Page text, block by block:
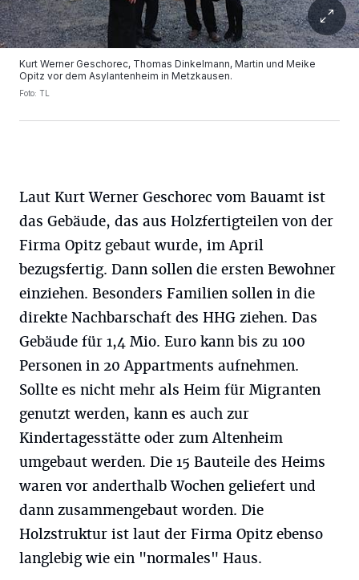
Kurt Werner Geschorec, Thomas Dinkelmann, Martin und Meike
Opitz vor dem Asylantenheim in Metzkausen.
Foto: TL
Laut Kurt Werner Geschorec vom Bauamt ist
das Gebäude, das aus Holzfertigteilen von der
Firma Opitz gebaut wurde, im April
bezugsfertig. Dann sollen die ersten Bewohner
einziehen. Besonders Familien sollen in die
direkte Nachbarschaft des HHG ziehen. Das
Gebäude für 1,4 Mio. Euro kann bis zu 100
Personen in 20 Appartments aufnehmen.
Sollte es nicht mehr als Heim für Migranten
genutzt werden, kann es auch zur
Kindertagesstätte oder zum Altenheim
umgebaut werden. Die 15 Bauteile des Heims
waren vor anderthalb Wochen geliefert und
dann zusammengebaut worden. Die
Holzstruktur ist laut der Firma Opitz ebenso
langlebig wie ein "normales" Haus.